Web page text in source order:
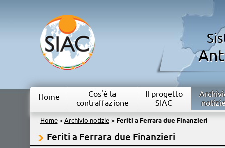
Home
Cos'è la
contraffazione
Il progetto
SIAC
Home> Archivio notizie> Feriti a Ferrara due Finanzieri
Feriti a Ferrara due Finanzieri